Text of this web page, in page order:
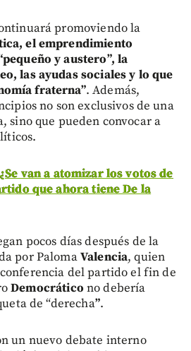
promoviendo la
el emprendimiento
y austero”, la
las ayudas sociales y lo que
fraterna”. Además,
no son exclusivos de una
sino que pueden convocar a
¿Se van a atomizar los votos de
que ahora tiene De la
pocos días después de la
por PalomaValencia, quien
del partido el fin de
Democrático no debería
de “derecha”.
un nuevo debate interno